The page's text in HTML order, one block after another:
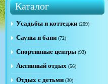
Каталог
Усадьбы и коттеджи (209)
Сауны и бани (72)
Спортивные центры (93)
Активный отдых (56)
Отдых с детьми (30)